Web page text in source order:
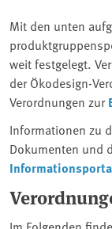
Mit den unten
weit festgelegt.
der Ökodesign-
Verordnungen zur
Informationen zu
Dokumenten und